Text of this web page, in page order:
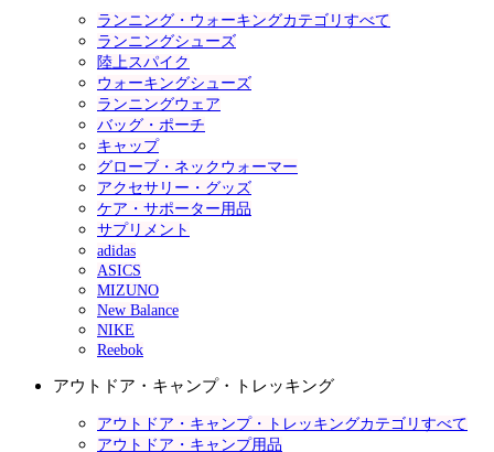
ランニング・ウォーキングカテゴリすべて
ランニングシューズ
陸上スパイク
ウォーキングシューズ
ランニングウェア
バッグ・ポーチ
キャップ
グローブ・ネックウォーマー
アクセサリー・グッズ
ケア・サポーター用品
サプリメント
adidas
ASICS
MIZUNO
New Balance
NIKE
Reebok
アウトドア・キャンプ・トレッキング
アウトドア・キャンプ・トレッキングカテゴリすべて
アウトドア・キャンプ用品